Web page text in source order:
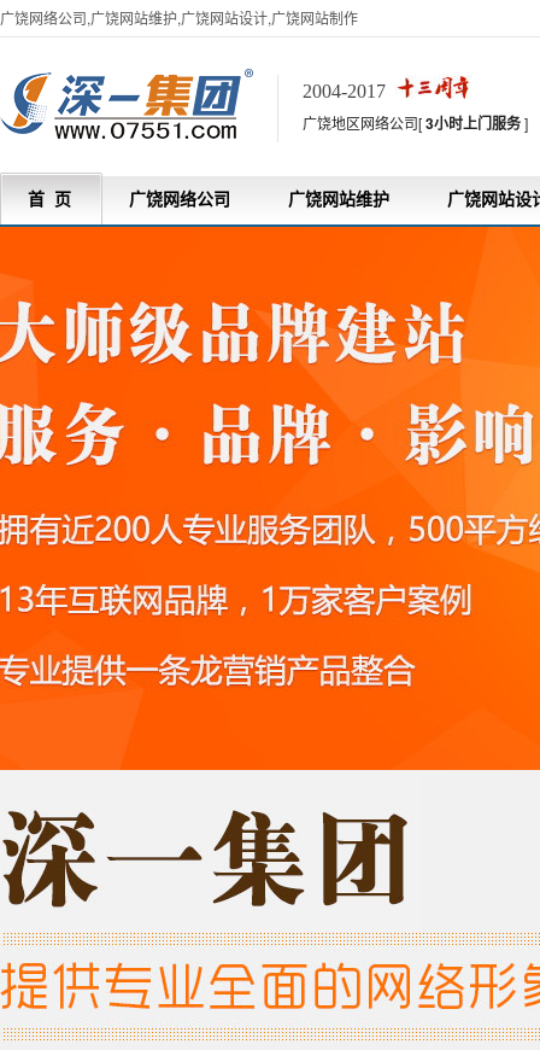
广饶网络公司,广饶网站维护,广饶网站设计,广饶网站制作
2004-2017
广饶地区网络公司[3小时上门服务]
首 页 广饶网络公司 广饶网站维护 广饶网站设